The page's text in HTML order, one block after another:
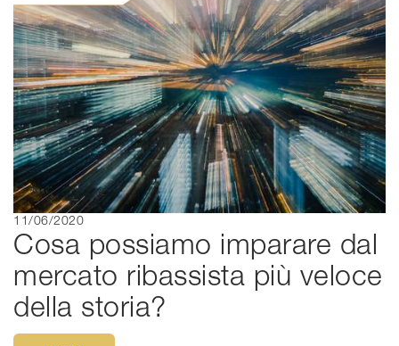
11/06/2020
Cosa possiamo imparare dal
mercato ribassista più veloce
della storia?